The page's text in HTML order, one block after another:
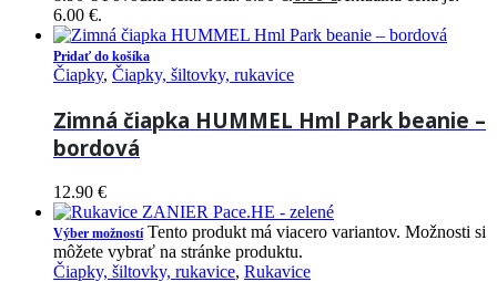
6.00 €.
Pridať do košíka
Čiapky, Čiapky, šiltovky, rukavice
Zimná čiapka HUMMEL Hml Park beanie –
bordová
12.90 €
Výber možností Tento produkt má viacero variantov. Možnosti si
môžete vybrať na stránke produktu.
Čiapky, šiltovky, rukavice, Rukavice